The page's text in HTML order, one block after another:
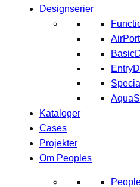
Designserier
AirPort
Kataloger
Cases
Projekter
Om Peoples